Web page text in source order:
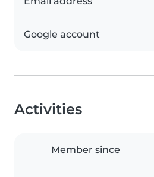
Google account
Activities
Member since